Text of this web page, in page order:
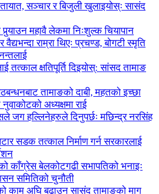
सञ्चार र बिजुली खुलाइयोस्ः सासंद
पुर्‍याउन महावै लेकमा निःशुल्क चियापान
वैद्यभन्दा राम्रा थिएः प्रचण्ड, बोगटी स्मृति
क्षतिपूर्ति दिइयोस्: सांसद तामाङ
तामाङको दाबी, महतको इच्छा
अध्यक्षमा राई
जग हल्लिनेहरुले दिनुपर्छः मछिन्द्र नरसिंह
सडक तत्काल निर्माण गर्न सरकारलाई
काँग्रेस बेलकोटगढी सभापतिको भनाइः
समितिको चुनौती
काम अघि बढाउन सासंद तामाङको माग